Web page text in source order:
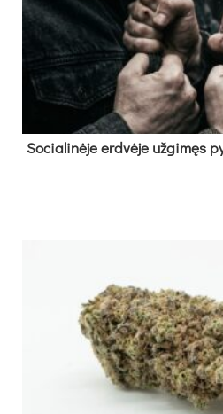
So­cia­li­nė­je erd­vė­je už­gi­męs